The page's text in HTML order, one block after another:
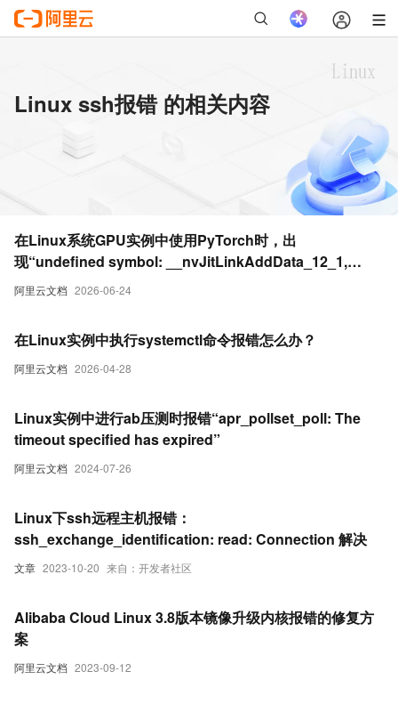
Linux ssh报错 的相关内容
阿里云文档 2026-06-24
在Linux系统GPU实例中使用PyTorch时，出
现“undefined symbol: __nvJitLinkAddData_12_1,
version libnvJitLink.so.12”报错
阿里云文档 2026-04-28
在Linux实例中执行systemctl命令报错怎么办？
阿里云文档 2024-07-26
Linux实例中进行ab压测时报错“apr_pollset_poll: The
timeout specified has expired”
文章 2023-10-20 来自：开发者社区
Linux下ssh远程主机报错：
ssh_exchange_identification: read: Connection 解决
阿里云文档 2023-09-12
Alibaba Cloud Linux 3.8版本镜像升级内核报错的修复方
案